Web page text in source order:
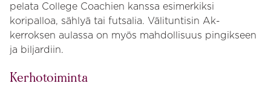
pelata College Coachien kanssa esimerkiksi
koripalloa, sählyä tai futsalia. Välituntisin Ak-
kerroksen aulassa on myös mahdollisuus pingikseen
ja biljardiin.
Kerhotoiminta